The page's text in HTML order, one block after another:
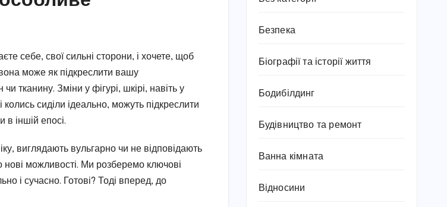
себе, свої сильні сторони, і хочете, щоб
може як підкреслити вашу
тканину. Зміни у фігурі, шкірі, навіть у
сиділи ідеально, можуть підкреслити
в іншій епосі.
виглядають вульгарно чи не відповідають
можливості. Ми розберемо ключові
і сучасно. Готові? Тоді вперед, до
Безпека
Біографії та історії життя
Бодибілдинг
Будівництво та ремонт
Ванна кімната
Відносини